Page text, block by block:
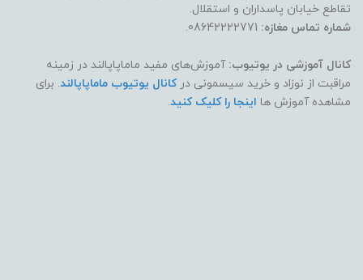
تقاطع خیابان پاسداران و استقلال.
شماره تماس مغازه:
کانال آموزشی در یوتیوب: آموزش‌های مفید ماماپاپالند در زمینه
مراقبت از نوزاد و خرید سیسمونی درکانال یوتیوب ماماپاپالند. برای
مشاهده آموزش ها اینجا را کلیک کنید.